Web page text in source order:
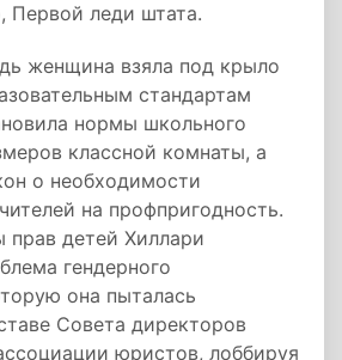
Первой леди штата.
женщина взяла под крыло
стандартам
нормы школьного
классной комнаты, а
о необходимости
на профпригодность.
детей Хиллари
гендерного
она пыталась
Совета директоров
юристов, лоббируя